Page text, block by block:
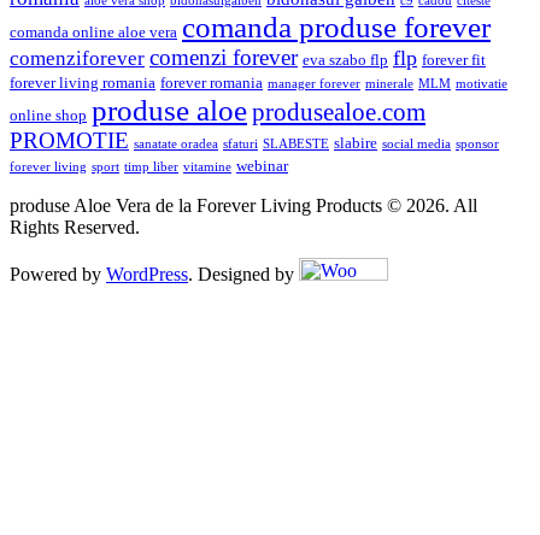
comanda online aloe vera comanda produse forever
comenziforever comenzi forever eva szabo flp flp forever fit
forever living romania forever romania manager forever minerale MLM motivatie
online shop produse aloeprodusealoe.com
PROMOTIE sanatate oradea sfaturi SLABESTE slabire social media sponsor
forever living sport timp liber vitamine webinar
produse Aloe Vera de la Forever Living Products © 2026. All
Rights Reserved.
Powered by WordPress. Designed by